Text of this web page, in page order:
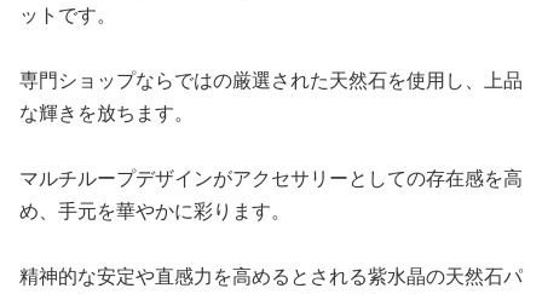
ットです。
専門ショップならではの厳選された天然石を使用し、上品
な輝きを放ちます。
マルチループデザインがアクセサリーとしての存在感を高
め、手元を華やかに彩ります。
精神的な安定や直感力を高めるとされる紫水晶の天然石パ